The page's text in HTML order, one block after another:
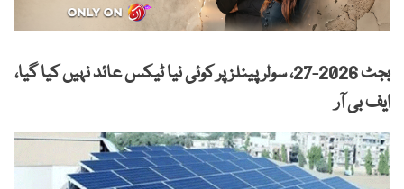
بجٹ 2026-27، سولر پینلز پر کوئی نیا ٹیکس عائد نہیں کیا گیا،
ایف بی آر